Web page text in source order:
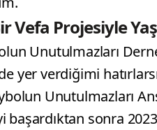
Vefa Projesiyle
Unutulmazları
yer verdiğimi
Unutulmazları
sonra